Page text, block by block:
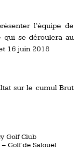
l’équipe de
qui se déroulera au
16 juin 2018
sur le cumul Brut
Golf Club
Golf de Salouël